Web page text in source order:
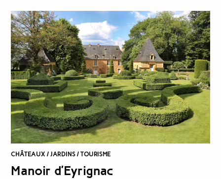
CHÂTEAUX /JARDINS/TOURISME
Manoir d’Eyrignac